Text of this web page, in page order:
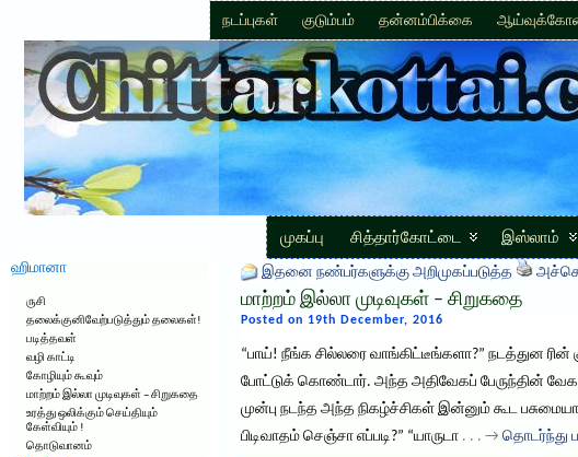
நடப்புகள் குடும்பம் தன்னம்பிக்கை
முகப்பு சித்தார்கோட்டை இஸ்லாம்
ஹிமானா
ருசி
தலைக்குனிவேற்படுத்தும் தலைகள்!
படித்தவள்
வழி காட்டி
கோழியும் கூவும்
மாற்றம் இல்லா முடிவுகள் – சிறுகதை
உரத்து ஒலிக்கும் செய்தியும்
கேள்வியும் !
தொடுவானம்
இதனை நண்பர்களுக்கு அறிமுகப்படுத்த
மாற்றம் இல்லா முடிவுகள் – சிறுகதை
Posted on 19th December, 2016
“பாய்! நீங்க சில்லரை வாங்கிட்டீங்களா?” நடத்துன
போட்டுக் கொண்டார். அந்த அதிவேகப் பேருந்தின்
முன்பு நடந்த அந்த நிகழ்ச்சிகள் இன்னும் கூட
பிடிவாதம் செஞ்சா எப்படி?” “யாருடா . . . → தொடர்ந்து